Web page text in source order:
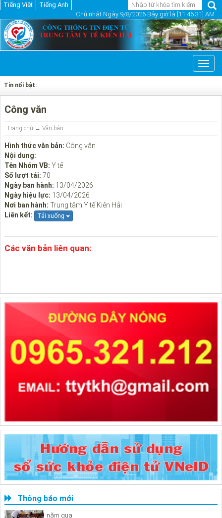
Tiếng Việt
Tiếng Anh
Chủ nhật Ngày 9/8/2026 Bây giờ là [11:46:32] AM
Tin nổi bật:
Công văn
Trang chủ → Văn bản
Hình thức văn bản: Công văn
Nội dung:
Tên Nhóm VB: Y tế
Số lượt tải: 70
Ngày ban hành: 13/04/2026
Ngày hiệu lực: 13/04/2026
Nơi ban hành: Trung tâm Y tế Kiên Hải
Liên kết:
Tải xuống
Các văn bản liên quan:
Thông báo mớiTình hình phòng chống bệnh bại liệt tại Kiên Hải trong các